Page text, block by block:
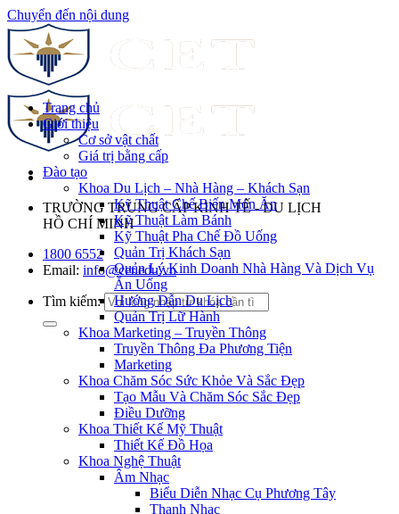
Chuyển đến nội dung
TRƯỜNG TRUNG CẤP KINH TẾ - DU LỊCH
HỒ CHÍ MINH
1800 6552
Email: info@cet.edu.vn
Tìm kiếm:
Trang chủ
Giới thiệu
Cơ sở vật chất
Giá trị bằng cấp
Đào tạo
Khoa Du Lịch – Nhà Hàng – Khách Sạn
Kỹ Thuật Chế Biến Món Ăn
Kỹ Thuật Làm Bánh
Kỹ Thuật Pha Chế Đồ Uống
Quản Trị Khách Sạn
Quản Lý Kinh Doanh Nhà Hàng Và Dịch Vụ
Ăn Uống
Hướng Dẫn Du Lịch
Quản Trị Lữ Hành
Khoa Marketing – Truyền Thông
Truyền Thông Đa Phương Tiện
Marketing
Khoa Chăm Sóc Sức Khỏe Và Sắc Đẹp
Tạo Mẫu Và Chăm Sóc Sắc Đẹp
Điều Dưỡng
Khoa Thiết Kế Mỹ Thuật
Thiết Kế Đồ Họa
Khoa Nghệ Thuật
Âm Nhạc
Biểu Diễn Nhạc Cụ Phương Tây
Thanh Nhạc